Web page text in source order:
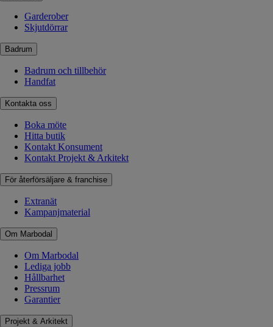
Garderober
Skjutdörrar
Badrum
Badrum och tillbehör
Handfat
Kontakta oss
Boka möte
Hitta butik
Kontakt Konsument
Kontakt Projekt & Arkitekt
För återförsäljare & franchise
Extranät
Kampanjmaterial
Om Marbodal
Om Marbodal
Lediga jobb
Hållbarhet
Pressrum
Garantier
Projekt & Arkitekt